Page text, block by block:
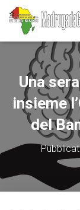
Una
insieme
del